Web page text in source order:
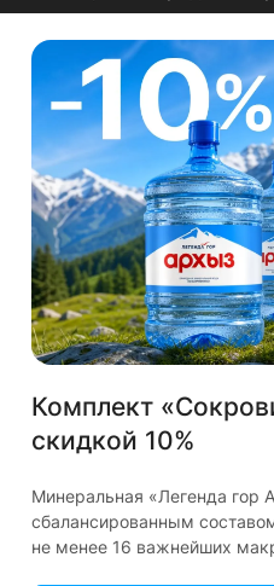
Мы в соцсетях
© 2026 Водовоз.RU
КонфиденциальностьОферта
Корзина
для улучшения работы
Пользуясь сайтом
использованиефайлов куки
Комплект
скидкой 10%
Минеральная «Легенда гор
сбалансированным
не менее 16 важнейших